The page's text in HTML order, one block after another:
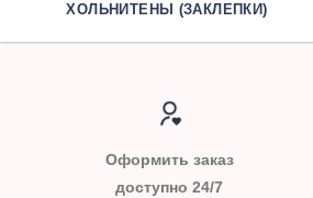
ХОЛЬНИТЕНЫ (ЗАКЛЕПКИ)
Оформить заказ
доступно 24/7